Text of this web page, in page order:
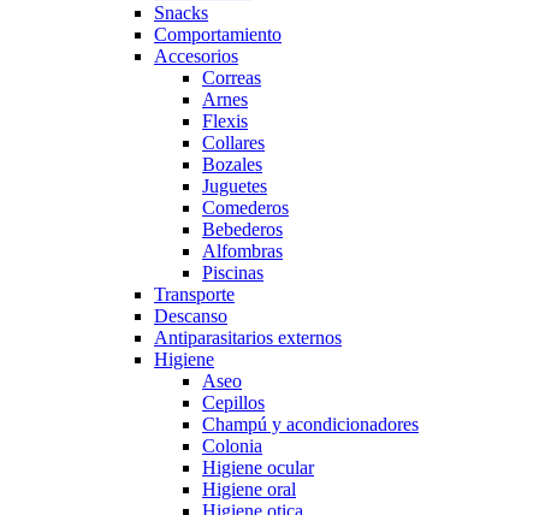
Snacks
Comportamiento
Accesorios
Correas
Arnes
Flexis
Collares
Bozales
Juguetes
Comederos
Bebederos
Alfombras
Piscinas
Transporte
Descanso
Antiparasitarios externos
Higiene
Aseo
Cepillos
Champú y acondicionadores
Colonia
Higiene ocular
Higiene oral